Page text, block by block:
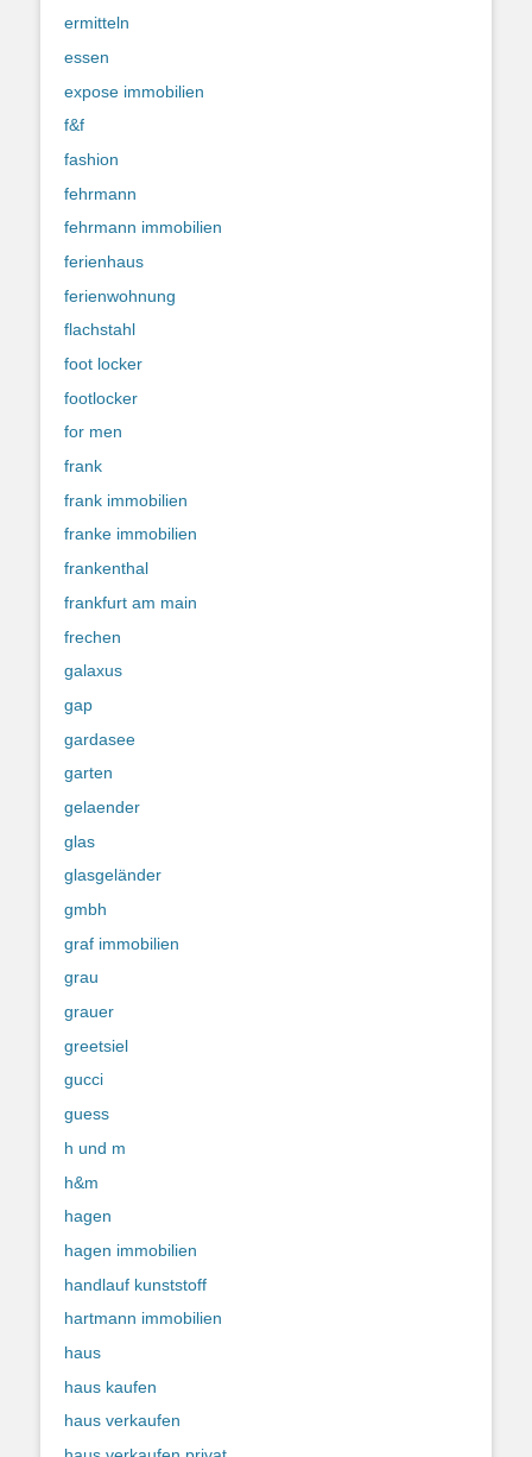
ermitteln
essen
expose immobilien
f&f
fashion
fehrmann
fehrmann immobilien
ferienhaus
ferienwohnung
flachstahl
foot locker
footlocker
for men
frank
frank immobilien
franke immobilien
frankenthal
frankfurt am main
frechen
galaxus
gap
gardasee
garten
gelaender
glas
glasgeländer
gmbh
graf immobilien
grau
grauer
greetsiel
gucci
guess
h und m
h&m
hagen
hagen immobilien
handlauf kunststoff
hartmann immobilien
haus
haus kaufen
haus verkaufen